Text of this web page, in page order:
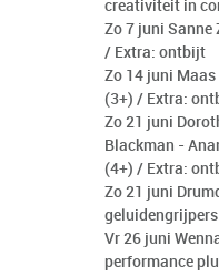
creativiteit in
Zo 7 juni Sanne
/ Extra: ontbijt
Zo 14 juni
(3+) / Extra:
Zo 21 juni
Blackman -
(4+) / Extra:
Zo 21 juni
Vr 26 juni
performance